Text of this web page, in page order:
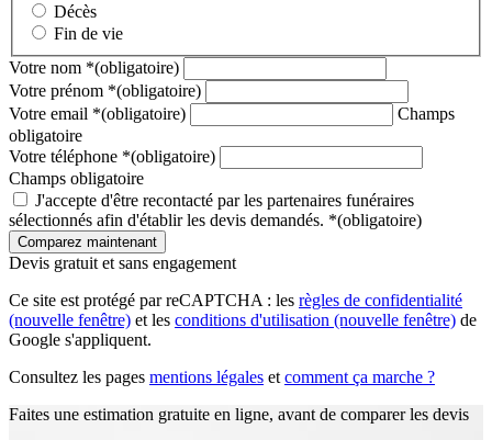
Décès
Fin de vie
Votre nom *(obligatoire)
Votre prénom *(obligatoire)
Votre email *(obligatoire)
Champs
obligatoire
Votre téléphone *(obligatoire)
Champs obligatoire
J'accepte d'être recontacté par les partenaires funéraires
sélectionnés afin d'établir les devis demandés. *(obligatoire)
Devis gratuit et sans engagement
Ce site est protégé par reCAPTCHA : les règles de confidentialité
(nouvelle fenêtre) et les conditions d'utilisation (nouvelle fenêtre) de
Google s'appliquent.
Consultez les pages mentions légales et comment ça marche ?
Faites une estimation gratuite en ligne, avant de comparer les devis